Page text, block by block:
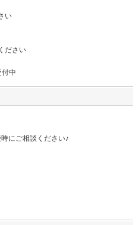
い
ださい
中
にご相談ください♪